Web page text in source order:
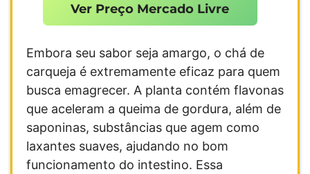
Ver Preço Mercado Livre
Embora seu sabor seja amargo, o chá de
carqueja é extremamente eficaz para quem
busca emagrecer. A planta contém flavonas
que aceleram a queima de gordura, além de
saponinas, substâncias que agem como
laxantes suaves, ajudando no bom
funcionamento do intestino. Essa